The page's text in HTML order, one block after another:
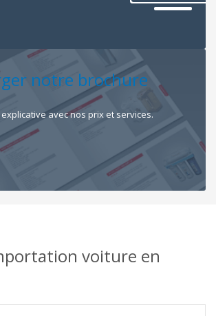
notre brochure
avec nos prix et services.
voiture en